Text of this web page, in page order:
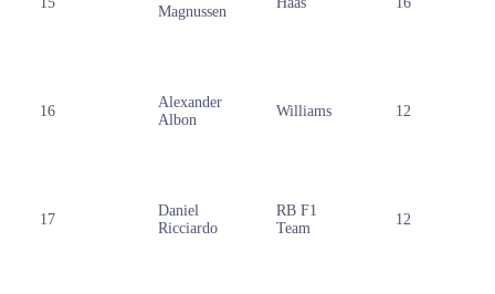
Magnussen
16
Alexander
Albon
Williams 12
17
Daniel
Ricciardo
RB F1
Team
12